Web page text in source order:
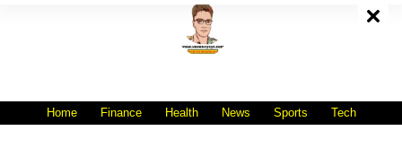
Home Finance Health News Sports Tech